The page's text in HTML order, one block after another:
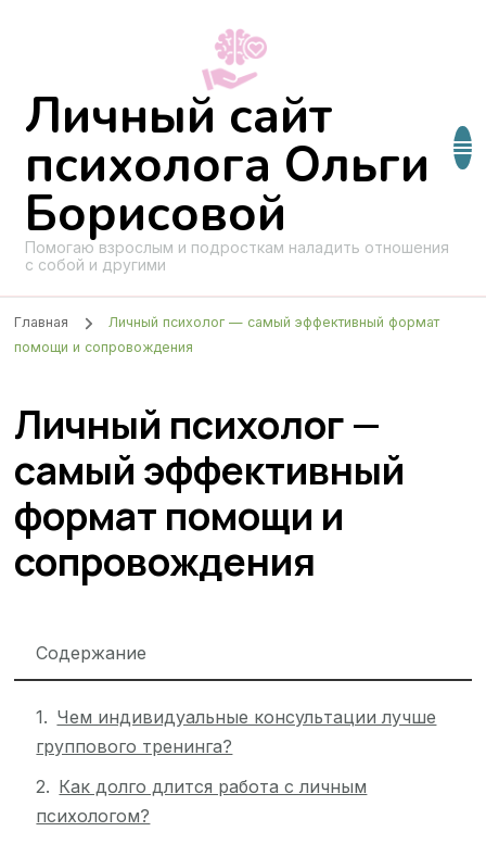
Личный сайт
психолога Ольги
Борисовой
Помогаю взрослым и подросткам наладить отношения
с собой и другими
Главная
Личный психолог — самый эффективный формат
помощи и сопровождения
Личный психолог —
самый эффективный
формат помощи и
сопровождения
Содержание
Чем индивидуальные консультации лучше
группового тренинга?
Как долго длится работа с личным
психологом?